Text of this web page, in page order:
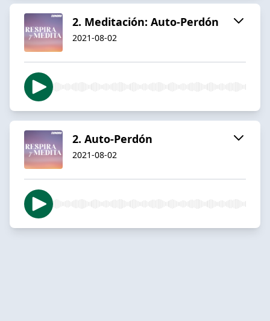
2. Meditación: Auto-Perdón
2021-08-02
2. Auto-Perdón
2021-08-02